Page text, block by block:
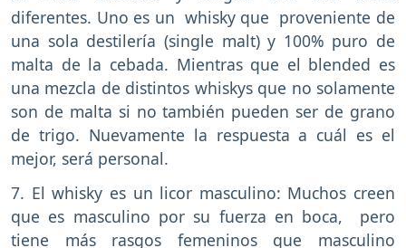
diferentes. Uno es un whisky que proveniente de
una sola destilería (single malt) y 100% puro de
malta de la cebada. Mientras que el blended es
una mezcla de distintos whiskys que no solamente
son de malta si no también pueden ser de grano
de trigo. Nuevamente la respuesta a cuál es el
mejor, será personal.
7. El whisky es un licor masculino: Muchos creen
que es masculino por su fuerza en boca, pero
tiene más rasgos femeninos que masculino